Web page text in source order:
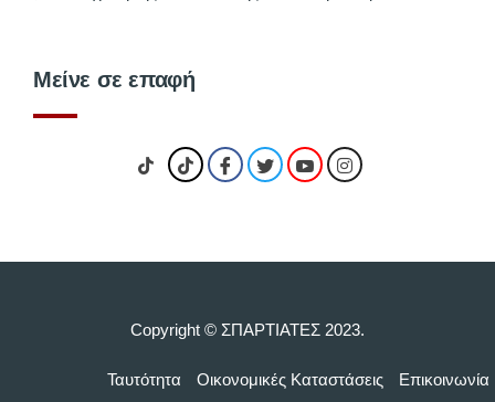
Μείνε σε επαφή
Copyright © ΣΠΑΡΤΙΑΤΕΣ 2023.
Ταυτότητα Οικονομικές Kαταστάσεις Επικοινωνία